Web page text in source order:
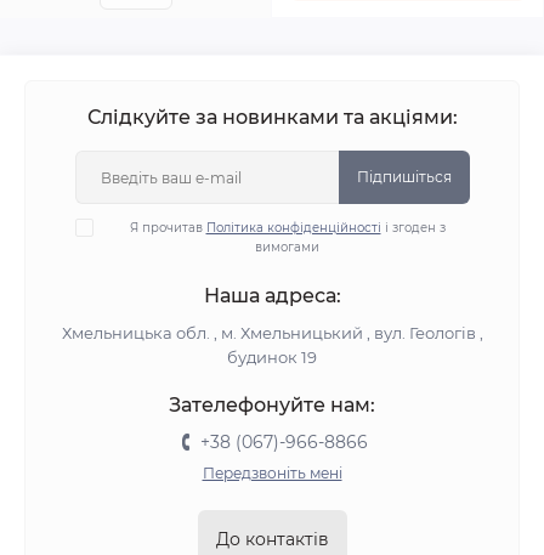
Слідкуйте за новинками та акціями:
Підпишіться
Я прочитав Політика конфіденційності і згоден з
вимогами
Наша адреса:
Хмельницька обл. , м. Хмельницький , вул. Геологів ,
будинок 19
Зателефонуйте нам:
+38 (067)-966-8866
Передзвоніть мені
До контактів